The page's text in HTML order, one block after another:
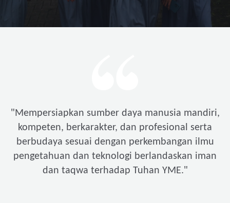
"Mempersiapkan sumber daya manusia mandiri,
kompeten, berkarakter, dan profesional serta
berbudaya sesuai dengan perkembangan ilmu
pengetahuan dan teknologi berlandaskan iman
dan taqwa terhadap Tuhan YME."